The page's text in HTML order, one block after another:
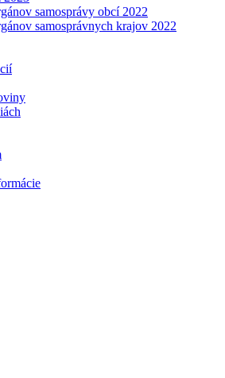
samosprávy obcí 2022
samosprávnych krajov 2022